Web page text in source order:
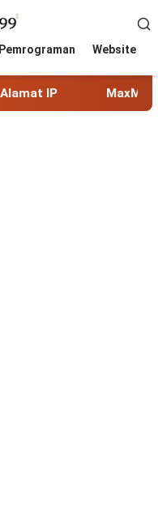
Pemrograman Website
MaxMind GeoLite: